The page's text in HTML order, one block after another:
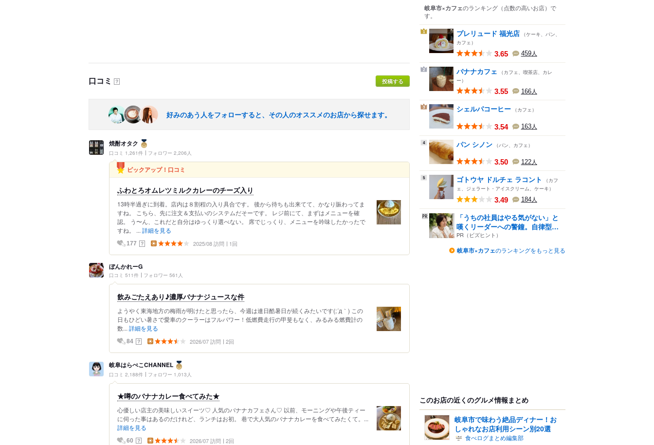
口コミ ？ 投稿する
好みのあう人をフォローすると、その人のオススメのお店から探せます。
焼酎オタク
口コミ 1,261件 フォロワー 2,206人
ピックアップ！口コミ
ふわとろオムレツミルクカレーのチーズ入り
13時半過ぎに到着。店内は８割程の入り具合です。 後から待ちも出来てて、かなり賑わってま
すね。 こちら、先に注文＆支払いのシステムだそーです。 レジ前にて、まずはメニューを確
認。 う〜ん、これだと自分はゆっくり選べない。 席でじっくり、メニューを吟味したかったで
すね。 ... 詳細を見る
177 ？ 2025/08 訪問 1回
ぼんかれーG
口コミ 511件 フォロワー 561人
飲みごたえあり♪濃厚バナナジュースな件
ようやく東海地方の梅雨が明けたと思ったら、今週は連日酷暑日が続くみたいです(;´д｀) この
日もひどい暑さで愛車のクーラーはフルパワー！低燃費走行の甲斐もなく、みるみる燃費計の
数... 詳細を見る
84 ？ 2026/07 訪問 2回
岐阜はらぺこCHANNEL
口コミ 2,188件 フォロワー 1,013人
★噂のバナナカレー食べてみた★
心優しい店主の美味しいスイーツ♡ 人気のバナナカフェさん♡ 以前、モーニングや午後ティー
に伺った事はあるのだけれど、ランチはお初。 巷で大人気のバナナカレーを食べてみたくて。...
詳細を見る
60 ？ 2026/07 訪問 2回
岐阜市×カフェのランキング （点数の高いお店） で
す。
1 プレリュード 福光店 （ケーキ、パン、
カフェ）
3.65 459人
2 バナナカフェ
（カフェ、喫茶店、カレ
ー）
3.55 166人
3 シェルパコーヒー （カフェ）
3.54 163人
4 パン シノン （パン、カフェ）
3.50 122人
5 ゴトウヤ ドルチェ ラコント
（カフ
ェ、ジェラート・アイスクリーム、ケーキ）
3.49 184人
「うちの社員はやる気がない」と
嘆くリーダーへの警鐘。自律型
組...
PR（ビズヒント）
岐阜市×カフェのランキングをもっと見る
このお店の近くのグルメ情報まとめ
岐阜市で味わう絶品ディナー！お
しゃれなお店利用シーン別20選
食べログまとめ編集部